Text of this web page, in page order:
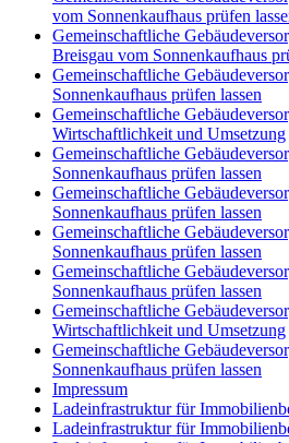
vom Sonnenkaufhaus prüfen
Gemeinschaftliche
Breisgau vom Sonnenkaufhaus
Gemeinschaftliche
Sonnenkaufhaus prüfen lassen
Gemeinschaftliche
Wirtschaftlichkeit und Umsetzung
Gemeinschaftliche
Sonnenkaufhaus prüfen lassen
Gemeinschaftliche
Sonnenkaufhaus prüfen lassen
Gemeinschaftliche
Sonnenkaufhaus prüfen lassen
Gemeinschaftliche
Sonnenkaufhaus prüfen lassen
Gemeinschaftliche
Wirtschaftlichkeit und Umsetzung
Gemeinschaftliche
Sonnenkaufhaus prüfen lassen
Impressum
Ladeinfrastruktur für
Ladeinfrastruktur für